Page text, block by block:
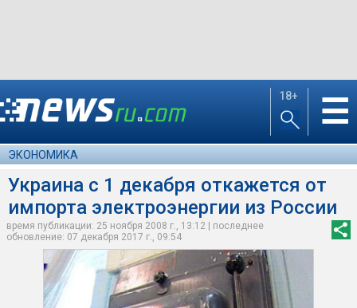
18+ ☰
ЭКОНОМИКА
Украина с 1 декабря откажется от
импорта электроэнергии из России
время публикации: 25 ноября 2008 г., 13:12 | последнее
обновление: 07 декабря 2017 г., 09:54